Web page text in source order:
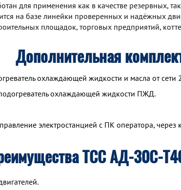
для применения как в качестве резервных,
на базе линейки проверенных и надёжных
площадок, торговых предприятий,
Дополнительная
охлаждающей жидкости и масла от сети
охлаждающей жидкости ПЖД.
электростанцией с ПК оператора,
ТСС АД-30С-